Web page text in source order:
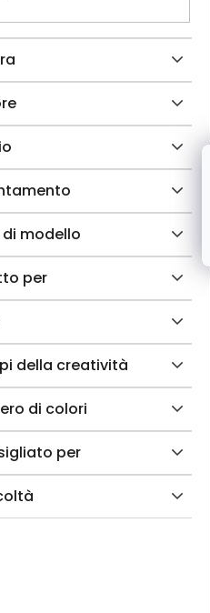
di modello
per
della creatività
di colori
per